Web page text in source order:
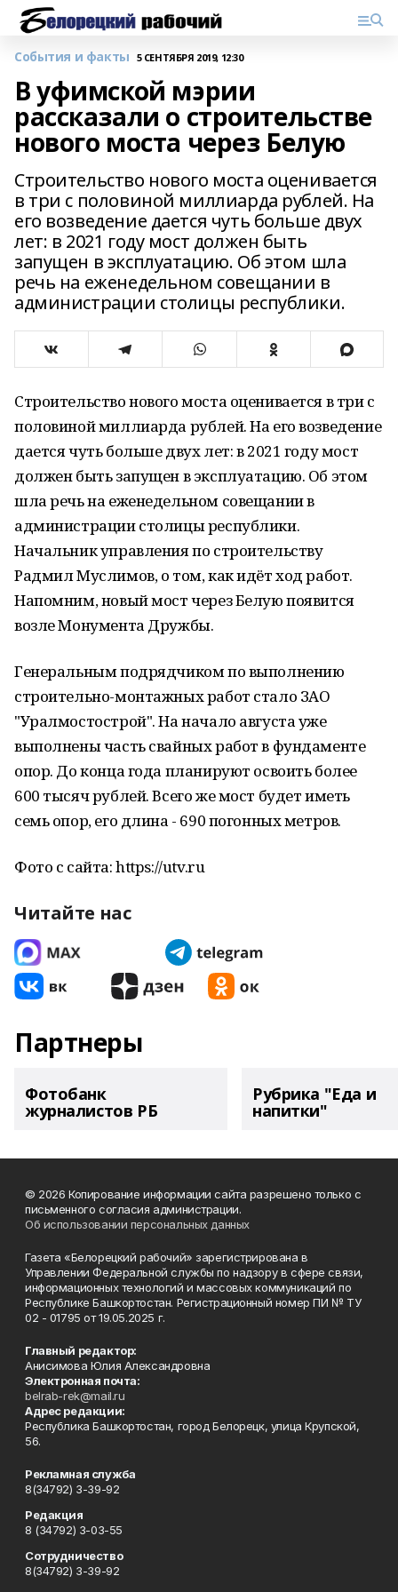
События и факты 5 СЕНТЯБРЯ 2019, 12:30
В уфимской мэрии
рассказали о строительстве
нового моста через Белую
Строительство нового моста оценивается
в три с половиной миллиарда рублей. На
его возведение дается чуть больше двух
лет: в 2021 году мост должен быть
запущен в эксплуатацию. Об этом шла
речь на еженедельном совещании в
администрации столицы республики.
Строительство нового моста оценивается в три с
половиной миллиарда рублей. На его возведение
дается чуть больше двух лет: в 2021 году мост
должен быть запущен в эксплуатацию. Об этом
шла речь на еженедельном совещании в
администрации столицы республики.
Начальник управления по строительству
Радмил Муслимов, о том, как идёт ход работ.
Напомним, новый мост через Белую появится
возле Монумента Дружбы.
Генеральным подрядчиком по выполнению
строительно-монтажных работ стало ЗАО
"Уралмостострой". На начало августа уже
выполнены часть свайных работ в фундаменте
опор. До конца года планируют освоить более
600 тысяч рублей. Всего же мост будет иметь
семь опор, его длина - 690 погонных метров.
Фото с сайта: https://utv.ru
Читайте нас
Партнеры
Фотобанк
журналистов РБ
Рубрика "Еда и
напитки"
© 2026 Копирование информации сайта разрешено только с
письменного согласия администрации.
Об использовании персональных данных
Газета «Белорецкий рабочий» зарегистрирована в
Управлении Федеральной службы по надзору в сфере связи,
информационных технологий и массовых коммуникаций по
Республике Башкортостан. Регистрационный номер ПИ № ТУ
02 - 01795 от 19.05.2025 г.
Главный редактор:
Анисимова Юлия Александровна
Электронная почта:
belrab-rek@mail.ru
Адрес редакции:
Республика Башкортостан, город Белорецк, улица Крупской,
56.
Рекламная служба
8(34792) 3-39-92
Редакция
8 (34792) 3-03-55
Сотрудничество
8(34792) 3-39-92